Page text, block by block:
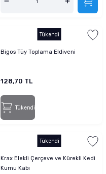
Tükendi
Bigos Tüy Toplama Eldiveni
128,70 TL
Tükendi
Tükendi
Krax Elekli Çerçeve ve Kürekli Kedi
Kumu Kabı